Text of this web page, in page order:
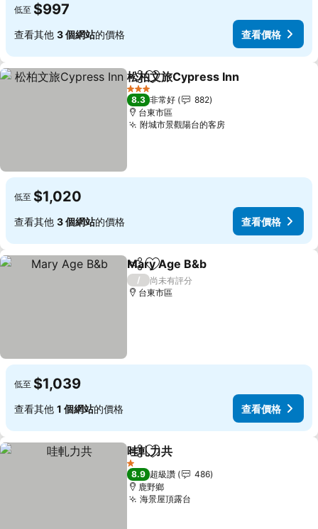
低至 $997
查看其他 3 個網站的價格 查看價格
分享 加入我的最愛
松柏文旅Cypress Inn
3 星級
8.3 非常好
882
台東市區
附城市景觀陽台的客房查看價格
低至 $1,020
查看其他 3 個網站的價格 查看價格
分享 加入我的最愛
Mary Age B&b
/
尚未有評分
台東市區
低至 $1,039
查看其他 1 個網站的價格 查看價格
分享 加入我的最愛
哇軋力共
1 星級
8.9 超級讚
486
鹿野鄉
海景屋頂露台